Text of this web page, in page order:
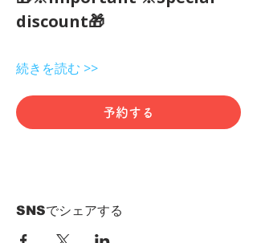
discount🎁
続きを読む >>
予約する
SNSでシェアする